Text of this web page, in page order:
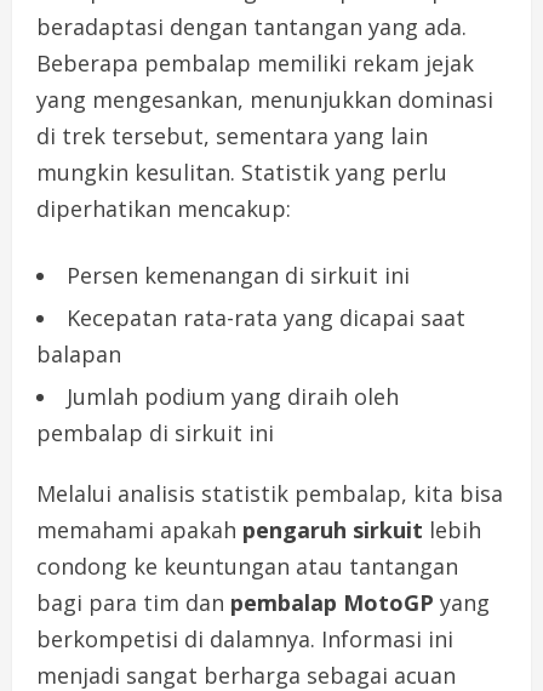
beradaptasi dengan tantangan yang ada.
Beberapa pembalap memiliki rekam jejak
yang mengesankan, menunjukkan dominasi
di trek tersebut, sementara yang lain
mungkin kesulitan. Statistik yang perlu
diperhatikan mencakup:
Persen kemenangan di sirkuit ini
Kecepatan rata-rata yang dicapai saat
balapan
Jumlah podium yang diraih oleh
pembalap di sirkuit ini
Melalui analisis statistik pembalap, kita bisa
memahami apakah pengaruh sirkuit lebih
condong ke keuntungan atau tantangan
bagi para tim dan pembalap MotoGP yang
berkompetisi di dalamnya. Informasi ini
menjadi sangat berharga sebagai acuan